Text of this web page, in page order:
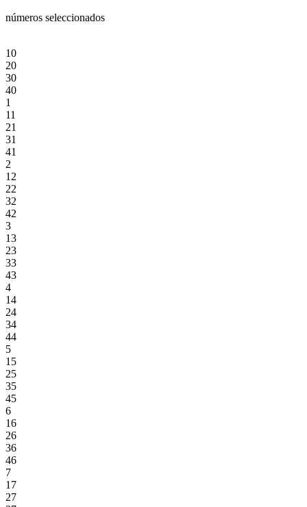
números seleccionados
10
20
30
40
1
11
21
31
41
2
12
22
32
42
3
13
23
33
43
4
14
24
34
44
5
15
25
35
45
6
16
26
36
46
7
17
27